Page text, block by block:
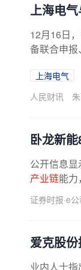
上海电
12月16日
备联合申
上海电气
人民财讯
卧龙新
公开信息
产业链能
+储能项目
证券时报·e公
爱克股
业内人士